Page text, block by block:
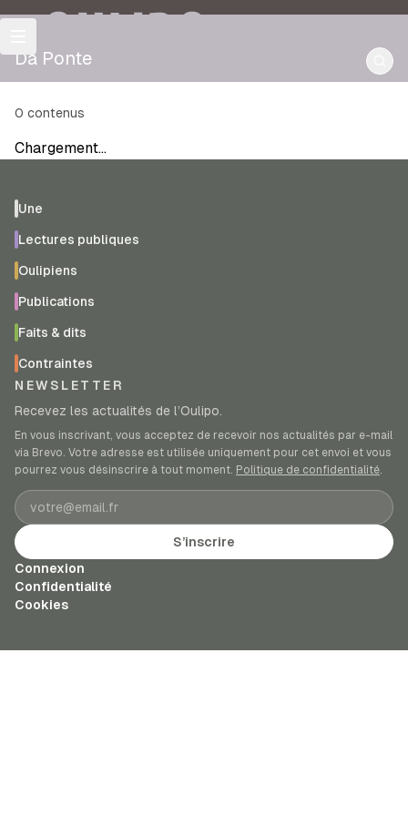
OULIPO
Da Ponte
0 contenus
Chargement…
Une
Lectures publiques
Oulipiens
Publications
Faits & dits
Contraintes
NEWSLETTER
Recevez les actualités de l’Oulipo.
En vous inscrivant, vous acceptez de recevoir nos actualités par e-mail
via Brevo. Votre adresse est utilisée uniquement pour cet envoi et vous
pourrez vous désinscrire à tout moment. Politique de confidentialité.
Adresse e-mail
S’inscrire
Connexion
Confidentialité
Cookies